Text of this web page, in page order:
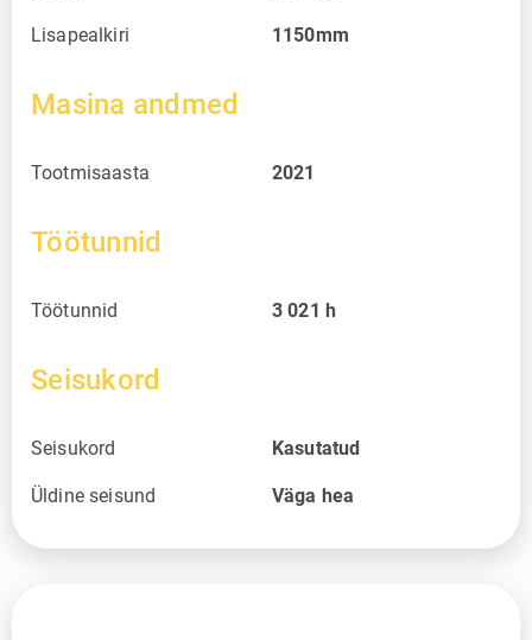
Lisapealkiri 1150mm
Masina andmed
Tootmisaasta 2021
Töötunnid
Töötunnid 3 021 h
Seisukord
Seisukord Kasutatud
Üldine seisund Väga hea